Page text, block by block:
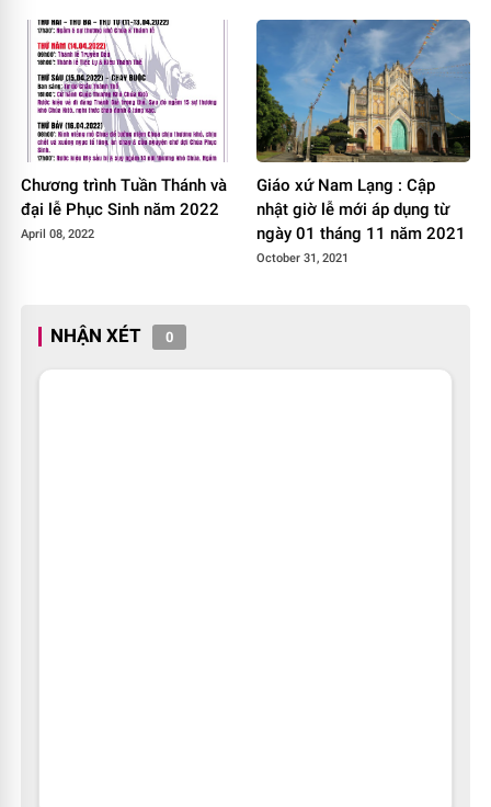
Chương trình Tuần Thánh và
đại lễ Phục Sinh năm 2022
April 08, 2022
Giáo xứ Nam Lạng : Cập
nhật giờ lễ mới áp dụng từ
ngày 01 tháng 11 năm 2021
October 31, 2021
NHẬN XÉT 0